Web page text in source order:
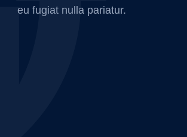
eu fugiat nulla pariatur.